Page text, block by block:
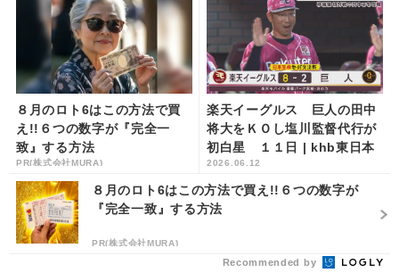
８月のロト6はこの方法で買
え!!６つの数字が『完全一
致』する方法
PR(株式会社MURA)
楽天イーグルス 巨人の田中
将大をＫＯし塩川監督代行が
初白星 １１日 | khb東日本
放送
2026.06.12
８月のロト6はこの方法で買え!!６つの数字が
『完全一致』する方法
PR(株式会社MURA)
Recommended by